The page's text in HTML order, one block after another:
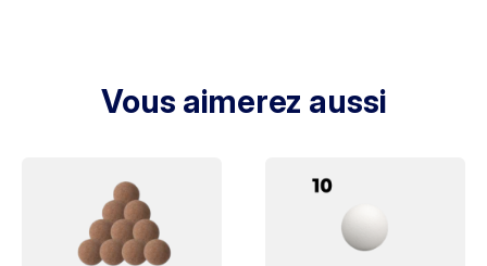
Vous aimerez aussi